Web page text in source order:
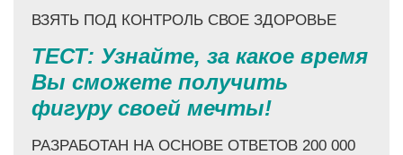
ВЗЯТЬ ПОД КОНТРОЛЬ СВОЕ ЗДОРОВЬЕ
ТЕСТ: Узнайте, за какое время
Вы сможете получить
фигуру своей мечты!
РАЗРАБОТАН НА ОСНОВЕ ОТВЕТОВ 200 000